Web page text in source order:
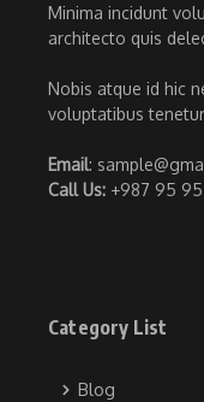
Minima incidunt
architecto quis
Nobis atque id hic
voluptatibus
Email:
Call Us: +987 95
Category List
Blog